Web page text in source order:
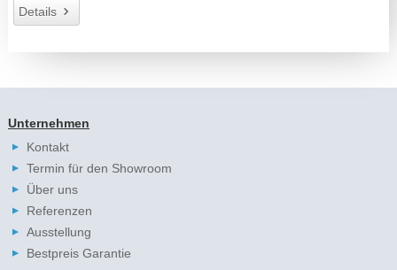
Details
Unternehmen
Kontakt
Termin für den Showroom
Über uns
Referenzen
Ausstellung
Bestpreis Garantie